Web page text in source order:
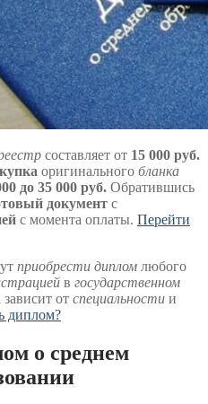
составляет от 15 000 руб.
оригинального бланка
до 35 000 руб. Обратившись
документ с
с момента оплаты. Перейти
приобрести диплом любого
в государственном
зависит от специальности и
диплом?
о среднем